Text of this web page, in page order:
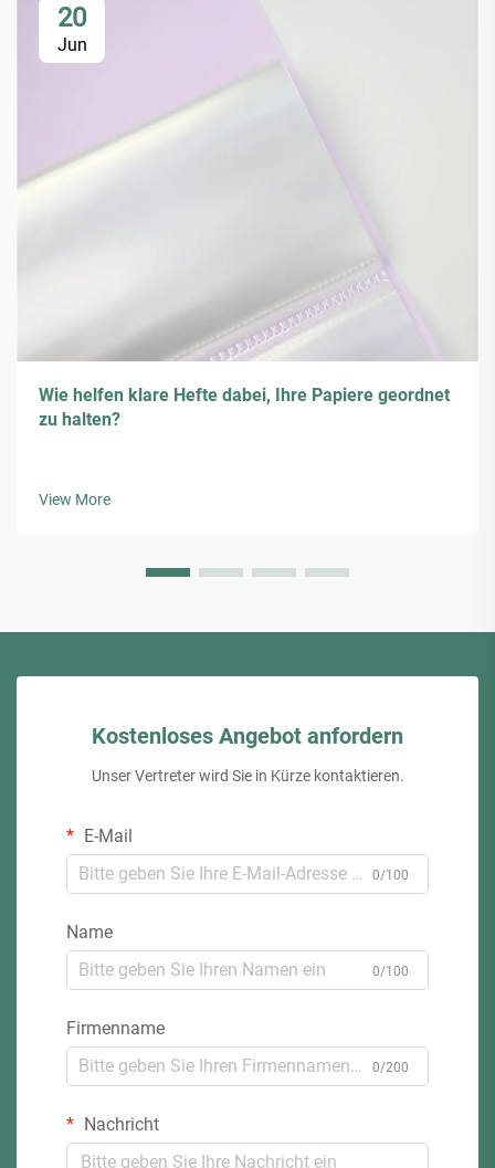
20
Jun
Wie helfen klare Hefte dabei, Ihre Papiere geordnet
zu halten?
View More
Kostenloses Angebot anfordern
Unser Vertreter wird Sie in Kürze kontaktieren.
E-Mail
0/100
Name
0/100
Firmenname
0/200
Nachricht